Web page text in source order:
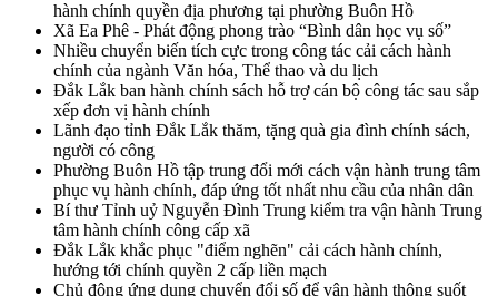
hành chính quyền địa phương tại phường Buôn Hồ
Xã Ea Phê - Phát động phong trào “Bình dân học vụ số”
Nhiều chuyển biến tích cực trong công tác cải cách hành
chính của ngành Văn hóa, Thể thao và du lịch
Đắk Lắk ban hành chính sách hỗ trợ cán bộ công tác sau sắp
xếp đơn vị hành chính
Lãnh đạo tỉnh Đắk Lắk thăm, tặng quà gia đình chính sách,
người có công
Phường Buôn Hồ tập trung đổi mới cách vận hành trung tâm
phục vụ hành chính, đáp ứng tốt nhất nhu cầu của nhân dân
Bí thư Tỉnh uỷ Nguyễn Đình Trung kiểm tra vận hành Trung
tâm hành chính công cấp xã
Đắk Lắk khắc phục "điểm nghẽn" cải cách hành chính,
hướng tới chính quyền 2 cấp liền mạch
Chủ động ứng dụng chuyển đổi số để vận hành thông suốt